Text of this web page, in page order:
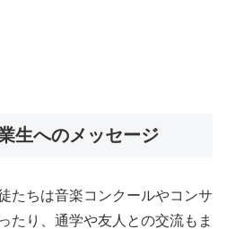
生へのメッセージ
たちは音楽コンクールやコンサ
たり、通学や友人との交流もま